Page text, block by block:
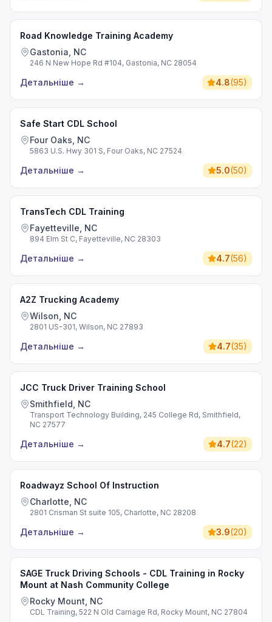
Road Knowledge Training Academy
Gastonia, NC
246 N New Hope Rd #104, Gastonia, NC 28054
Детальніше → 4.8(95)
Safe Start CDL School
Four Oaks, NC
5863 U.S. Hwy 301 S, Four Oaks, NC 27524
Детальніше → 5.0(50)
TransTech CDL Training
Fayetteville, NC
894 Elm St C, Fayetteville, NC 28303
Детальніше → 4.7(56)
A2Z Trucking Academy
Wilson, NC
2801 US-301, Wilson, NC 27893
Детальніше → 4.7(35)
JCC Truck Driver Training School
Smithfield, NC
Transport Technology Building, 245 College Rd, Smithfield,
NC 27577
Детальніше → 4.7(22)
Roadwayz School Of Instruction
Charlotte, NC
2801 Crisman St suite 105, Charlotte, NC 28208
Детальніше → 3.9(20)
SAGE Truck Driving Schools - CDL Training in Rocky
Mount at Nash Community College
Rocky Mount, NC
CDL Training, 522 N Old Carriage Rd, Rocky Mount, NC 27804